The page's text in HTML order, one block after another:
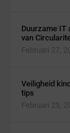
Duurzame IT
van
Februari 27,
Veiligheid
tips
Februari 23,